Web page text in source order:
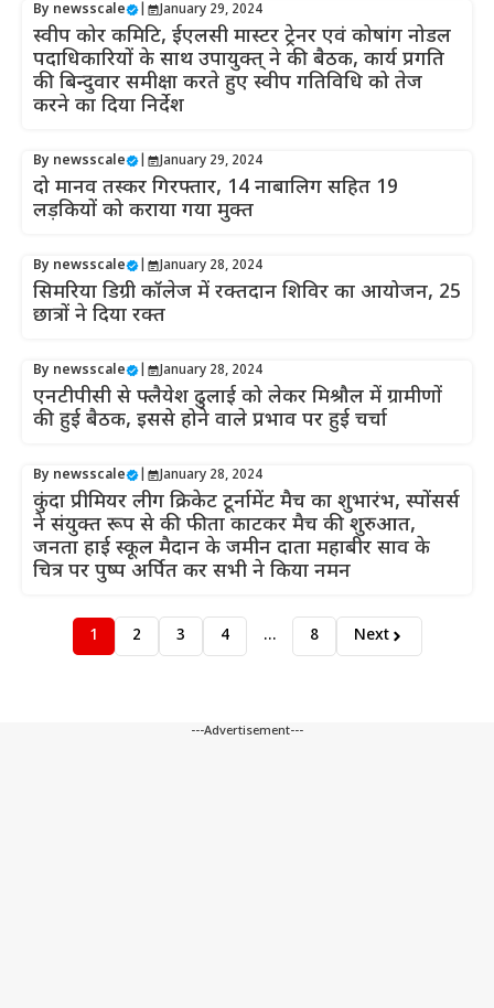
By newsscale January 29, 2024
स्वीप कोर कमिटि, ईएलसी मास्टर ट्रेनर एवं कोषांग नोडल
पदाधिकारियों के साथ उपायुक्त् ने की बैठक, कार्य प्रगति
की बिन्दुवार समीक्षा करते हुए स्वीप गतिविधि को तेज
करने का दिया निर्देश
By newsscale January 29, 2024
दो मानव तस्कर गिरफ्तार, 14 नाबालिग सहित 19
लड़कियों को कराया गया मुक्त
By newsscale January 28, 2024
सिमरिया डिग्री कॉलेज में रक्तदान शिविर का आयोजन, 25
छात्रों ने दिया रक्त
By newsscale January 28, 2024
एनटीपीसी से फ्लैयेश ढुलाई को लेकर मिश्रौल में ग्रामीणों
की हुई बैठक, इससे होने वाले प्रभाव पर हुई चर्चा
By newsscale January 28, 2024
कुंदा प्रीमियर लीग क्रिकेट टूर्नामेंट मैच का शुभारंभ, स्पोंसर्स
ने संयुक्त रूप से की फीता काटकर मैच की शुरुआत,
जनता हाई स्कूल मैदान के जमीन दाता महाबीर साव के
चित्र पर पुष्प अर्पित कर सभी ने किया नमन
1 2 3 4 … 8 Next
---Advertisement---